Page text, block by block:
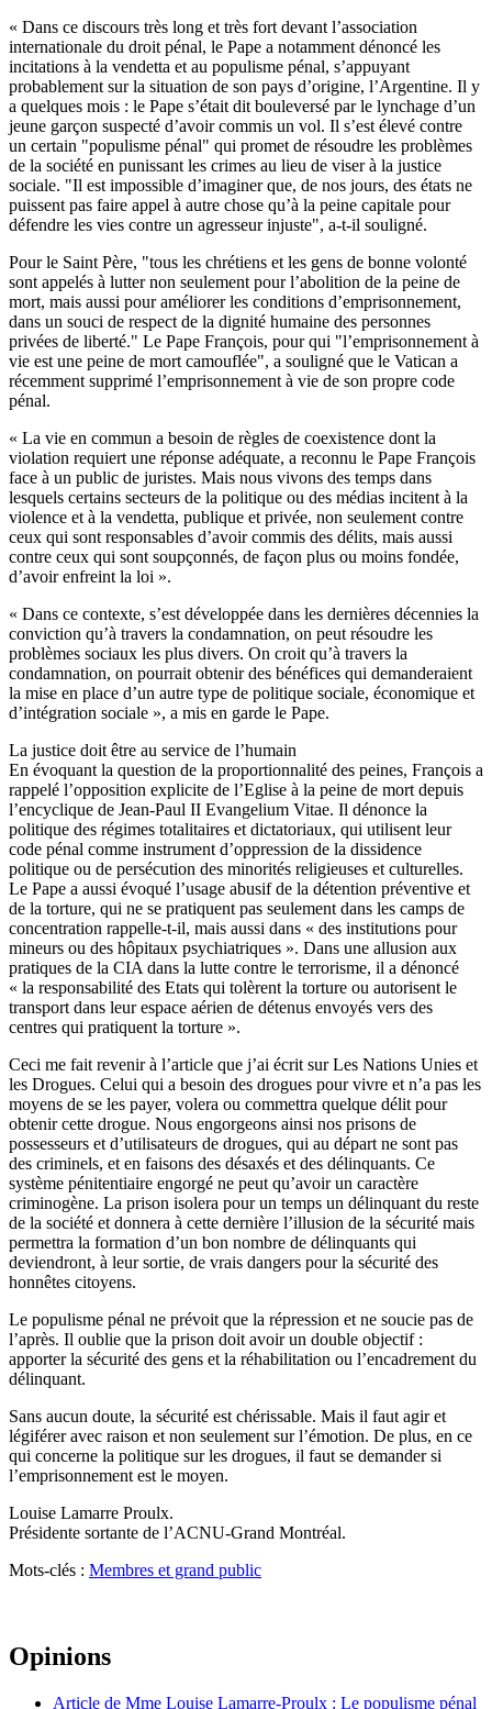
« Dans ce discours très long et très fort devant l’association
internationale du droit pénal, le Pape a notamment dénoncé les
incitations à la vendetta et au populisme pénal, s’appuyant
probablement sur la situation de son pays d’origine, l’Argentine. Il y
a quelques mois : le Pape s’était dit bouleversé par le lynchage d’un
jeune garçon suspecté d’avoir commis un vol. Il s’est élevé contre
un certain "populisme pénal" qui promet de résoudre les problèmes
de la société en punissant les crimes au lieu de viser à la justice
sociale. "Il est impossible d’imaginer que, de nos jours, des états ne
puissent pas faire appel à autre chose qu’à la peine capitale pour
défendre les vies contre un agresseur injuste", a-t-il souligné.
Pour le Saint Père, "tous les chrétiens et les gens de bonne volonté
sont appelés à lutter non seulement pour l’abolition de la peine de
mort, mais aussi pour améliorer les conditions d’emprisonnement,
dans un souci de respect de la dignité humaine des personnes
privées de liberté." Le Pape François, pour qui "l’emprisonnement à
vie est une peine de mort camouflée", a souligné que le Vatican a
récemment supprimé l’emprisonnement à vie de son propre code
pénal.
« La vie en commun a besoin de règles de coexistence dont la
violation requiert une réponse adéquate, a reconnu le Pape François
face à un public de juristes. Mais nous vivons des temps dans
lesquels certains secteurs de la politique ou des médias incitent à la
violence et à la vendetta, publique et privée, non seulement contre
ceux qui sont responsables d’avoir commis des délits, mais aussi
contre ceux qui sont soupçonnés, de façon plus ou moins fondée,
d’avoir enfreint la loi ».
« Dans ce contexte, s’est développée dans les dernières décennies la
conviction qu’à travers la condamnation, on peut résoudre les
problèmes sociaux les plus divers. On croit qu’à travers la
condamnation, on pourrait obtenir des bénéfices qui demanderaient
la mise en place d’un autre type de politique sociale, économique et
d’intégration sociale », a mis en garde le Pape.
La justice doit être au service de l’humain
En évoquant la question de la proportionnalité des peines, François a
rappelé l’opposition explicite de l’Eglise à la peine de mort depuis
l’encyclique de Jean-Paul II Evangelium Vitae. Il dénonce la
politique des régimes totalitaires et dictatoriaux, qui utilisent leur
code pénal comme instrument d’oppression de la dissidence
politique ou de persécution des minorités religieuses et culturelles.
Le Pape a aussi évoqué l’usage abusif de la détention préventive et
de la torture, qui ne se pratiquent pas seulement dans les camps de
concentration rappelle-t-il, mais aussi dans « des institutions pour
mineurs ou des hôpitaux psychiatriques ». Dans une allusion aux
pratiques de la CIA dans la lutte contre le terrorisme, il a dénoncé
« la responsabilité des Etats qui tolèrent la torture ou autorisent le
transport dans leur espace aérien de détenus envoyés vers des
centres qui pratiquent la torture ».
Ceci me fait revenir à l’article que j’ai écrit sur Les Nations Unies et
les Drogues. Celui qui a besoin des drogues pour vivre et n’a pas les
moyens de se les payer, volera ou commettra quelque délit pour
obtenir cette drogue. Nous engorgeons ainsi nos prisons de
possesseurs et d’utilisateurs de drogues, qui au départ ne sont pas
des criminels, et en faisons des désaxés et des délinquants. Ce
système pénitentiaire engorgé ne peut qu’avoir un caractère
criminogène. La prison isolera pour un temps un délinquant du reste
de la société et donnera à cette dernière l’illusion de la sécurité mais
permettra la formation d’un bon nombre de délinquants qui
deviendront, à leur sortie, de vrais dangers pour la sécurité des
honnêtes citoyens.
Le populisme pénal ne prévoit que la répression et ne soucie pas de
l’après. Il oublie que la prison doit avoir un double objectif :
apporter la sécurité des gens et la réhabilitation ou l’encadrement du
délinquant.
Sans aucun doute, la sécurité est chérissable. Mais il faut agir et
légiférer avec raison et non seulement sur l’émotion. De plus, en ce
qui concerne la politique sur les drogues, il faut se demander si
l’emprisonnement est le moyen.
Louise Lamarre Proulx.
Présidente sortante de l’ACNU-Grand Montréal.
Mots-clés : Membres et grand public
Opinions
Article de Mme Louise Lamarre-Proulx : Le populisme pénal